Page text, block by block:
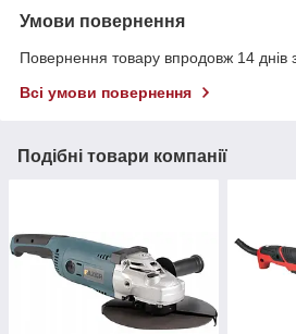
Умови повернення
Повернення товару впродовж 14 днів
Всі умови повернення
Подібні товари компанії